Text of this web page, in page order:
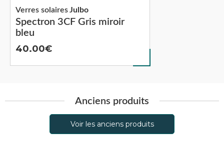
Spectron 3CF Gris miroir
bleu
Verres solairesJulbo
40.00
Anciens produits
Voir les anciens produits